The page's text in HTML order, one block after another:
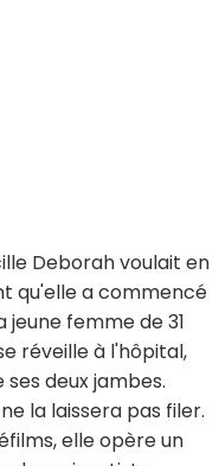
Deborah voulait en
qu'elle a commencé
jeune femme de 31
réveille à l'hôpital,
deux jambes.
la laissera pas filer.
elle opère un